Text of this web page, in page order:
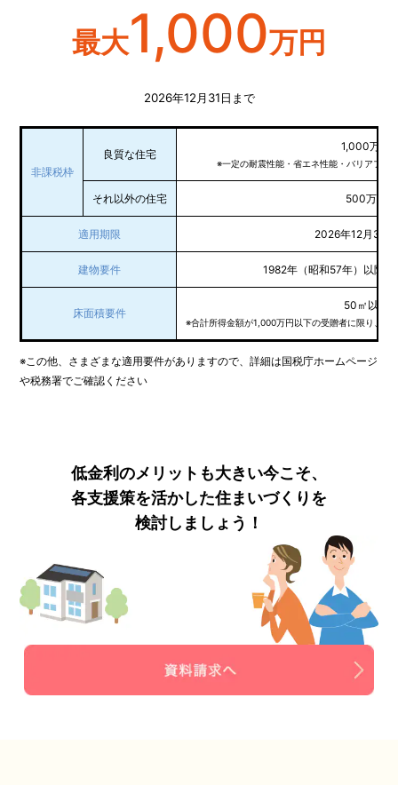
最大1,000万円
2026年12月31日まで
非課税枠
良質な住宅
1,000万円
※一定の耐震性能・省エネ性能・バリアフリ
それ以外の住宅 500万円
適用期限 2026年12月31
建物要件 1982年（昭和57年）以降
床面積要件
50㎡以上
※合計所得金額が1,000万円以下の受贈者に限り、
※この他、さまざまな適用要件がありますので、詳細は国税庁ホームページ
や税務署でご確認ください
低金利のメリットも大きい今こそ、
各支援策を活かした住まいづくりを
検討しましょう！